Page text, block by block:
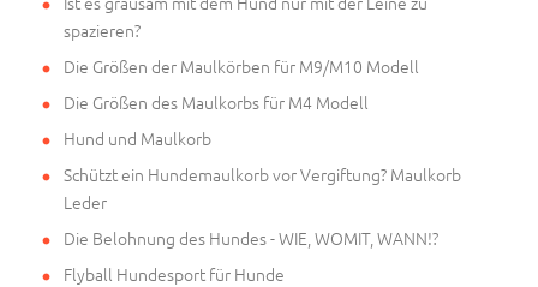
spazieren?
Die Größen der Maulkörben für M9/M10 Modell
Die Größen des Maulkorbs für M4 Modell
Hund und Maulkorb
Schützt ein Hundemaulkorb vor Vergiftung? Maulkorb
Leder
Die Belohnung des Hundes - WIE, WOMIT, WANN!?
Flyball Hundesport für Hunde